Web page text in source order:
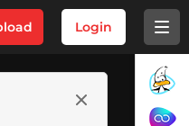
Login